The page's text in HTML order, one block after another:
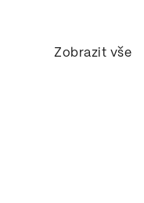
Zobrazit vše